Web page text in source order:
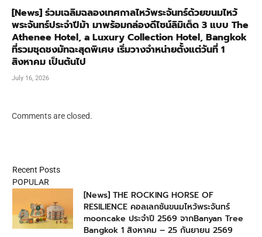
[News] ร่วมเฉลิมฉลองเทศกาลไหว้พระจันทร์ด้วยขนมไหว้
พระจันทร์ประจำปีม้า มาพร้อมกล่องดีไซน์ลิมิเต็ด 3 แบบ The
Athenee Hotel, a Luxury Collection Hotel, Bangkok
ที่รวมชุดชงมัทฉะสุดพิเศษ เริ่มวางจำหน่ายตั้งแต่วันที่ 1
สิงหาคม เป็นต้นไป
July 16, 2026
Comments are closed.
Recent Posts
POPULAR
[News] THE ROCKING HORSE OF
RESILIENCE คอลเลกชันขนมไหว้พระจันทร์
mooncake ประจำปี 2569 จากBanyan Tree
Bangkok 1 สิงหาคม – 25 กันยายน 2569